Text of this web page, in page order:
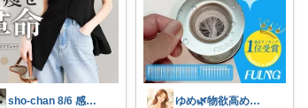
sho-chan 8/6 感謝🩷 ゆめ🌿物欲高め沼落ちアラフォー